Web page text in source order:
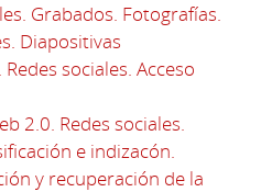
Grabados. Fotografías.
Diapositivas
sociales. Acceso
2.0. Redes sociales.
e indizacón.
y recuperación de la